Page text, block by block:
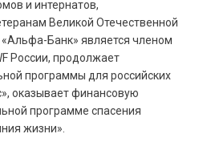
и интернатов,
Великой Отечественной
Банк» является членом
России, продолжает
программы для российских
оказывает финансовую
программе спасения
жизни».